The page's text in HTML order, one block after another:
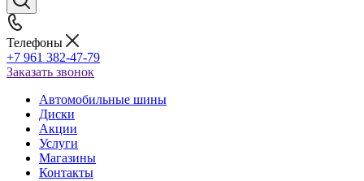
Телефоны
+7 961 382-47-79
Заказать звонок
Автомобильные шины
Диски
Акции
Услуги
Магазины
Контакты